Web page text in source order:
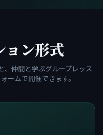
ョン形式
、仲間と学ぶグループレッス
ームで開催できます。